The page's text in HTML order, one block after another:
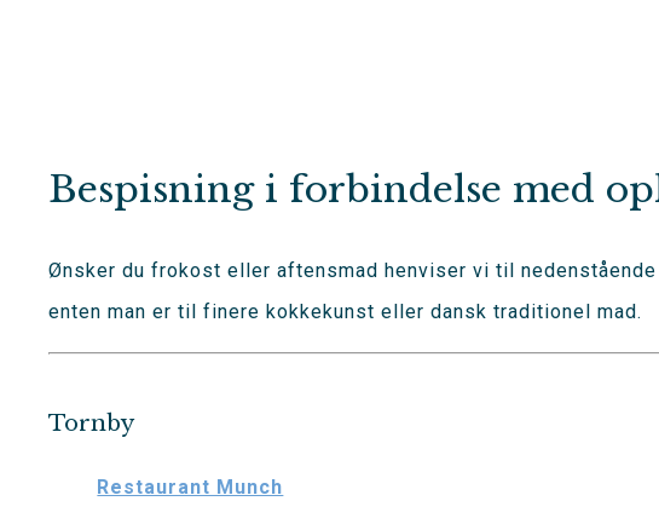
Bespisning i forbindelse med
Ønsker du frokost eller aftensmad henviser vi til
enten man er til finere kokkekunst eller dansk traditionel mad.
Tornby
Restaurant Munch